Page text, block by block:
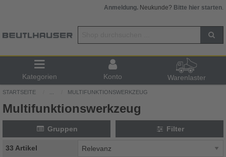
Anmeldung. Neukunde? Bitte hier starten.
Kategorien Konto Warenlaster
STARTSEITE MULTIFUNKTIONSWERKZEUG
Multifunktionswerkzeug
Gruppen Filter
33 Artikel